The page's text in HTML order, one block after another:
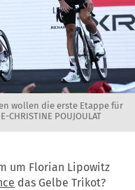
wollen die erste Etappe für
POUJOULAT
um Florian Lipowitz
das Gelbe Trikot?